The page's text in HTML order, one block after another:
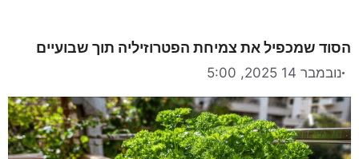
הסוד שמכפיל את צמיחת הפטרוזיליה תוך שבועיים
נובמבר 14 2025, 5:00